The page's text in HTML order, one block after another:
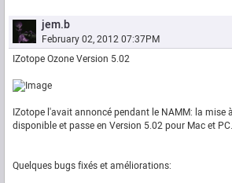
jem.b
February 02, 2012 07:37PM
IZotope Ozone Version 5.02
IZotope l'avait annoncé pendant le NAMM: la mise
disponible et passe en Version 5.02 pour Mac et PC.
Quelques bugs fixés et améliorations: